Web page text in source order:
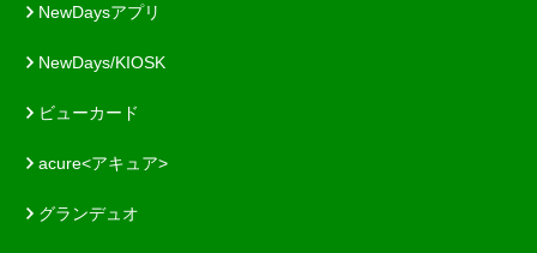
NewDaysアプリ
NewDays/KIOSK
ビューカード
acure<アキュア>
グランデュオ